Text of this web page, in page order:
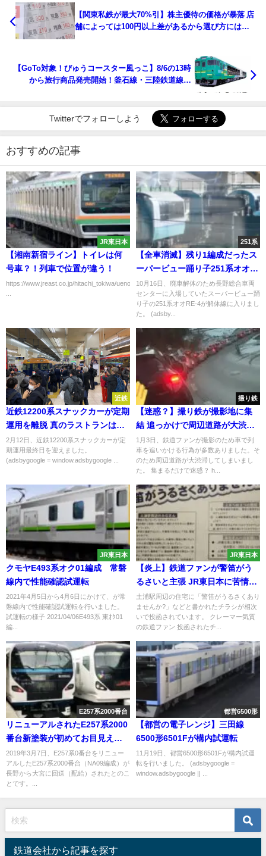
【関東私鉄が最大70%引】株主優待の価格が暴落 店
舗によっては100円以上差があるから選び方には注
【GoTo対象！びゅうコースター風っこ】8/6の13時
から旅行商品発売開始！釜石線・三陸鉄道線で
Twitterでフォローしよう
おすすめの記事
JR東日本
【湘南新宿ライン】トイレは何
号車？！列車で位置が違う！
https://www.jreast.co.jp/hitachi_tokiwa/uenotokyoline/pdf/utl_ssl.pdf
251系
【全車消滅】残り1編成だったス
ーパービュー踊り子251系オオ
RE-4編成が解体される
10月16日、廃車解体のため長野総合車両
センターに入場していたスーパービュー踊
り子の251系オオRE-4が解体線に入りまし
た。 (adsby...
近鉄
近鉄12200系スナックカーが定期
運用を離脱 真のラストランは団
体臨時列車
2月12日、近鉄12200系スナックカーが定
期運用最終日を迎えました。
(adsbygoogle = window.adsbygoogle ...
撮り鉄
【迷惑？】撮り鉄が撮影地に集
結 追っかけで周辺道路が大渋滞
大量路駐＆ポイ捨ても 三脚集団
で普通列車もピンチ？
1月3日、鉄道ファンが撮影のため車で列
車を追いかける行為が多数ありました。そ
のため周辺道路が大渋滞してしまいまし
た。 集まるだけで迷惑？ h...
JR東日本
クモヤE493系オク01編成 常磐
線内で性能確認試運転
2021年4月5日から4月6日にかけて、が常
磐線内で性能確認試運転を行いました。
試運転の様子 2021/04/06E493系 東ｵｸ01
編...
JR東日本
【炎上】鉄道ファンが警笛がう
るさいと主張 JR東日本に苦情を
入れるよう呼びかけ近隣住民に
1500枚ビラ配り
土浦駅周辺の住宅に「警笛がうるさくあり
ませんか?」などと書かれたチラシが相次
いで投函されています。 クレーマー気質
の鉄道ファン 投函されたチ...
E257系2000番台
リニューアルされたE257系2000
番台新塗装が初めてお目見え
今後は185系置き換えで東海道線
で「踊り子」などで活躍予定
全車指定席化に備えて着席ラン
2019年3月7日、E257系0番台をリニュー
アルしたE257系2000番台（NA09編成）が
長野から大宮に回送（配給）されたとのこ
とです。...
都営6500形
【都営の電子レンジ】三田線
6500形6501Fが構内試運転
11月19日、都営6500形6501Fが構内試運
転を行いました。 (adsbygoogle =
window.adsbygoogle || ...
鉄道会社から記事を探す